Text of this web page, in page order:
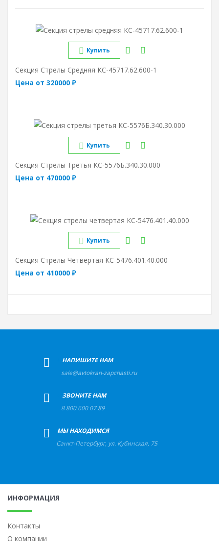
Купить
Секция Стрелы Средняя КС-45717.62.600-1
Цена от 320000 ₽
Купить
Секция Стрелы Третья КС-5576Б.340.30.000
Цена от 470000 ₽
Купить
Секция Стрелы Четвертая КС-5476.401.40.000
Цена от 410000 ₽
НАПИШИТЕ НАМ
sale@avtokran-zapchasti.ru
ЗВОНИТЕ НАМ
8 800 600 07 89
МЫ НАХОДИМСЯ
Санкт-Петербург, ул. Кубинская, 75
ИНФОРМАЦИЯ
Контакты
О компании